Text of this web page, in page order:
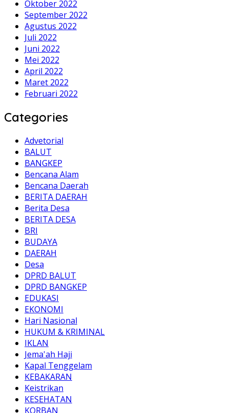
Oktober 2022
September 2022
Agustus 2022
Juli 2022
Juni 2022
Mei 2022
April 2022
Maret 2022
Februari 2022
Categories
Advetorial
BALUT
BANGKEP
Bencana Alam
Bencana Daerah
BERITA DAERAH
Berita Desa
BERITA DESA
BRI
BUDAYA
DAERAH
Desa
DPRD BALUT
DPRD BANGKEP
EDUKASI
EKONOMI
Hari Nasional
HUKUM & KRIMINAL
IKLAN
Jema'ah Haji
Kapal Tenggelam
KEBAKARAN
Keistrikan
KESEHATAN
KORBAN